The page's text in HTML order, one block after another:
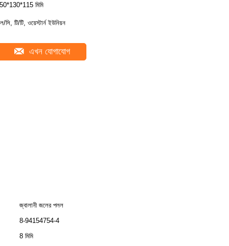
মিমি
সি, টি/টি, ওয়েস্টার্ন ইউনিয়ন
এখন যোগাযোগ
জ্বালানী জলের পলল
8-94154754-4
8 মিমি